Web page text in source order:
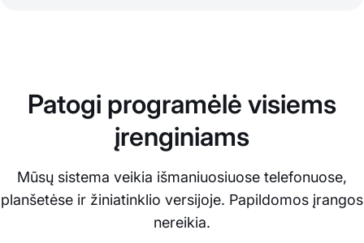
Patogi programėlė visiems
įrenginiams
Mūsų sistema veikia išmaniuosiuose telefonuose,
planšetėse ir žiniatinklio versijoje. Papildomos įrangos
nereikia.